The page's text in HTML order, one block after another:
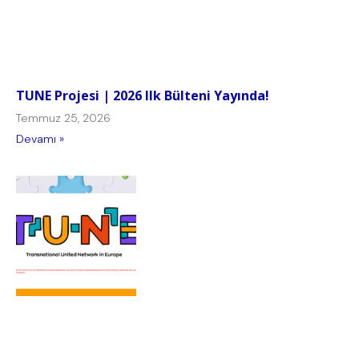
TUNE Projesi | 2026 Ilk Bülteni Yayında!
Temmuz 25, 2026
Devamı »